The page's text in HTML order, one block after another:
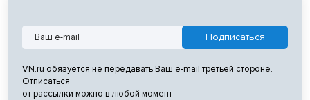
VN.ru обязуется не передавать Ваш e-mail третьей стороне.
Отписаться
от рассылки можно в любой момент